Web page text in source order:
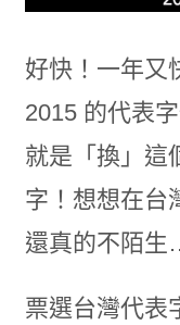
好快！一年又
2015 的代表
就是「換」這
字！想想在台
還真的不陌生
票選台灣代表